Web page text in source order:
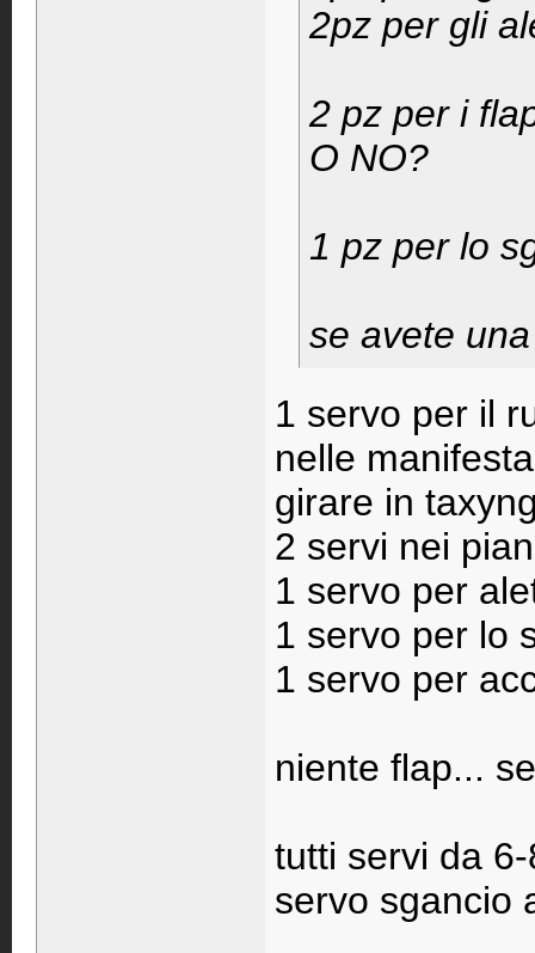
2pz per gli
2 pz per i
O NO?
1 pz per lo
se avete
1 servo per il
nelle
girare in
2 servi nei
1 servo per
1 servo per lo
1 servo per
niente flap...
tutti servi da
servo sgancio